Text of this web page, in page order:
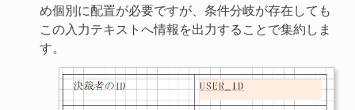
め個別に配置が必要ですが、条件分岐が存在しても
この入力テキストへ情報を出力することで集約しま
す。